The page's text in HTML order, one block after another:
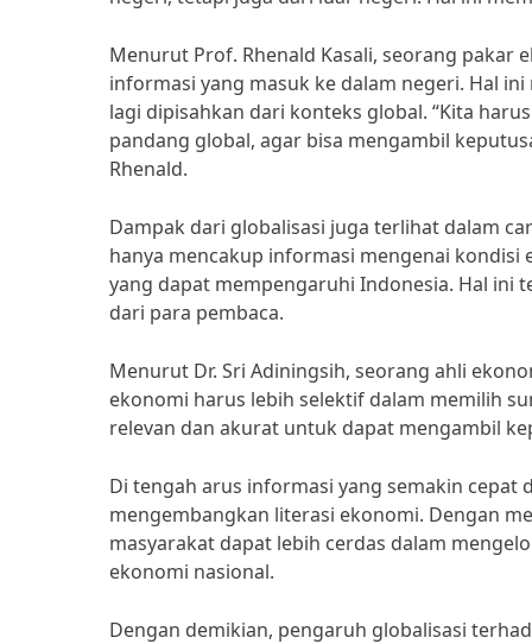
Menurut Prof. Rhenald Kasali, seorang pakar
informasi yang masuk ke dalam negeri. Hal
lagi dipisahkan dari konteks global. “Kita
pandang global, agar bisa mengambil
Rhenald.
Dampak dari globalisasi juga terlihat dalam
hanya mencakup informasi mengenai
yang dapat mempengaruhi Indonesia. Hal ini
dari para pembaca.
Menurut Dr. Sri Adiningsih, seorang ahli
ekonomi harus lebih selektif dalam memilih
relevan dan akurat untuk dapat mengambil
Di tengah arus informasi yang semakin
mengembangkan literasi ekonomi. Dengan
masyarakat dapat lebih cerdas dalam
ekonomi nasional.
Dengan demikian, pengaruh globalisasi